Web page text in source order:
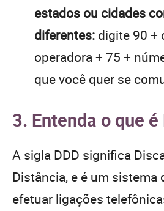
estados ou cidades
diferentes: digite 90 +
operadora + 75 +
que você quer se
3. Entenda o que é
A sigla DDD significa
Distância, e é um sistema
efetuar ligações